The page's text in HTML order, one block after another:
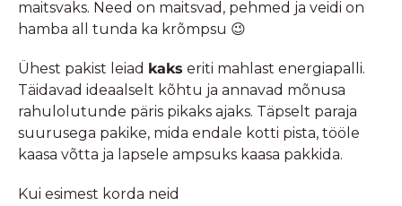
maitsvaks. Need on maitsvad, pehmed ja veidi on
hamba all tunda ka krõmpsu 😉
Ühest pakist leiad kaks eriti mahlast energiapalli.
Täidavad ideaalselt kõhtu ja annavad mõnusa
rahulolutunde päris pikaks ajaks. Täpselt paraja
suurusega pakike, mida endale kotti pista, tööle
kaasa võtta ja lapsele ampsuks kaasa pakkida.
Kui esimest korda neid